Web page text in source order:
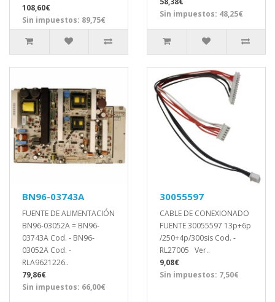
108,60€
Sin impuestos: 89,75€
Sin impuestos: 48,25€
BN96-03743A
FUENTE DE ALIMENTACIÓN
BN96-03052A = BN96-
03743A Cod. - BN96-
03052A Cod. -
RLA9621226..
79,86€
Sin impuestos: 66,00€
30055597
CABLE DE CONEXIONADO
FUENTE 30055597 13p+6p
/250+4p/300sis Cod. -
RL27005 Ver..
9,08€
Sin impuestos: 7,50€